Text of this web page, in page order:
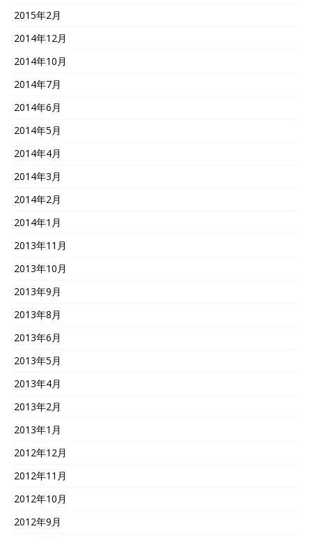
2015年2月
2014年12月
2014年10月
2014年7月
2014年6月
2014年5月
2014年4月
2014年3月
2014年2月
2014年1月
2013年11月
2013年10月
2013年9月
2013年8月
2013年6月
2013年5月
2013年4月
2013年2月
2013年1月
2012年12月
2012年11月
2012年10月
2012年9月